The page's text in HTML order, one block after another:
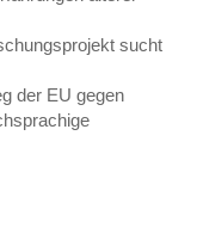
sucht
der EU gegen